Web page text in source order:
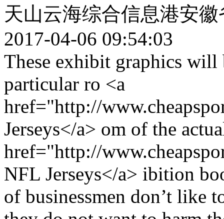
天山云海综合信息港安
2017-04-06 09:54:03
These exhibit graphics
particular ro <a
href="http://
Jerseys</a> om of the
href="http://
NFL Jerseys</a> ibition
of businessmen don’t like